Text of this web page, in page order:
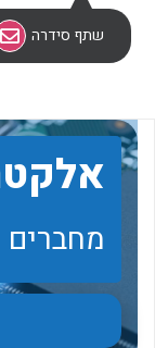
לכל מוצרי
שתף סידרה
מחברים